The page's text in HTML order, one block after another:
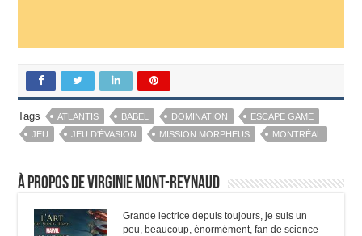
Tags ATLANTIS BABEL DOMINATION
ESCAPE GAME
JEU
JEU D'ÉVASION MISSION MORPHEUS MONTRÉAL
À propos de Virginie Mont-Reynaud
Grande lectrice depuis toujours, je suis un
peu, beaucoup, énormément, fan de science-